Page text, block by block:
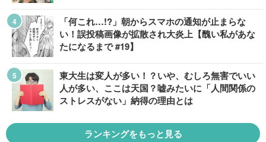
「何これ…!?」朝からスマホの通知が止まらな
い！誤投稿画像が拡散され大炎上【醜い私があな
たになるまで #19】
東大生は変人が多い！？いや、むしろ無害でいい
人が多い、ここは天国？嘘みたいに「人間関係の
ストレスがない」納得の理由とは
ランキングをもっと見る